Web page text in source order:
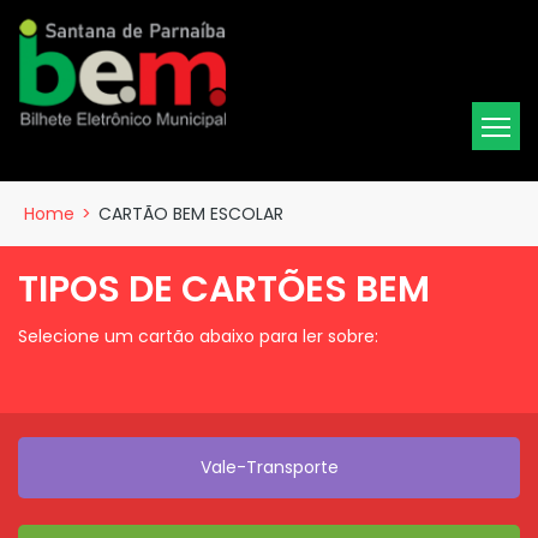
Home > CARTÃO BEM ESCOLAR
TIPOS DE CARTÕES BEM
Selecione um cartão abaixo para ler sobre:
Vale-Transporte